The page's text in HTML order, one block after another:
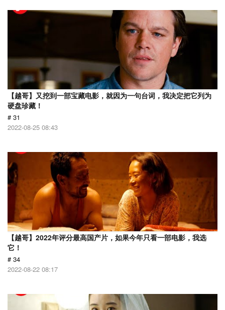
【越哥】又挖到一部宝藏电影，就因为一句台词，我决定把它列为
硬盘珍藏！
# 31
2022-08-25 08:43
【越哥】2022年评分最高国产片，如果今年只看一部电影，我选
它！
# 34
2022-08-22 08:17